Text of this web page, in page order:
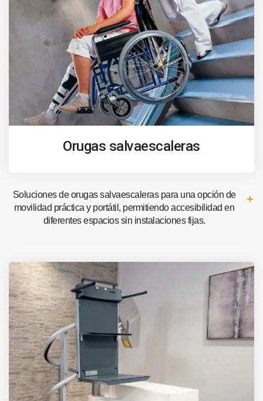
Orugas salvaescaleras
Soluciones de orugas salvaescaleras para una opción de
movilidad práctica y portátil, permitiendo accesibilidad en
diferentes espacios sin instalaciones fijas.